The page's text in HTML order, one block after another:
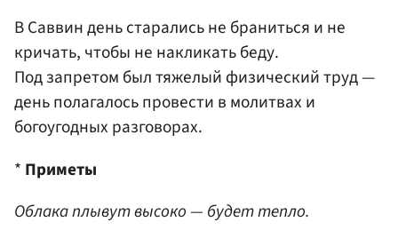
В Саввин день старались не браниться и не
кричать, чтобы не накликать беду.
Под запретом был тяжелый физический труд —
день полагалось провести в молитвах и
богоугодных разговорах.
* Приметы
Облака плывут высоко — будет тепло.